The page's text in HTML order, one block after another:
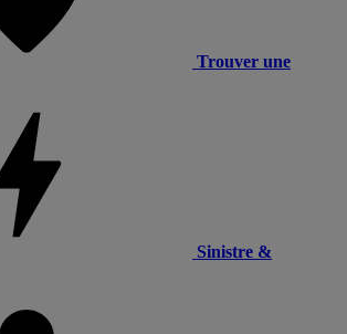
Trouver une
Sinistre &